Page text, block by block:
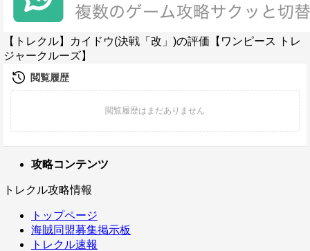
【トレクル】カイドウ(決戦「改」)の評価【ワンピース トレ
ジャークルーズ】
攻略コンテンツ
トレクル攻略情報
トップページ
海賊同盟募集掲示板
トレクル速報